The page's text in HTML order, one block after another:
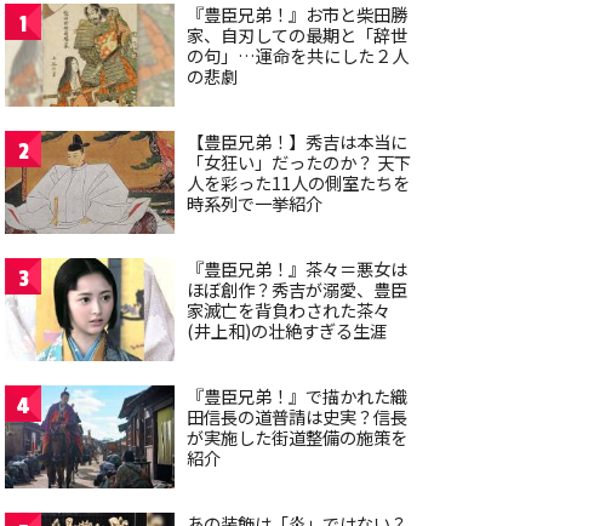
1
『豊臣兄弟！』お市と柴田勝
家、自刃しての最期と「辞世
の句」…運命を共にした２人
の悲劇
2
【豊臣兄弟！】秀吉は本当に
「女狂い」だったのか？ 天下
人を彩った11人の側室たちを
時系列で一挙紹介
3
『豊臣兄弟！』茶々＝悪女は
ほぼ創作？秀吉が溺愛、豊臣
家滅亡を背負わされた茶々
(井上和)の壮絶すぎる生涯
4
『豊臣兄弟！』で描かれた織
田信長の道普請は史実？信長
が実施した街道整備の施策を
紹介